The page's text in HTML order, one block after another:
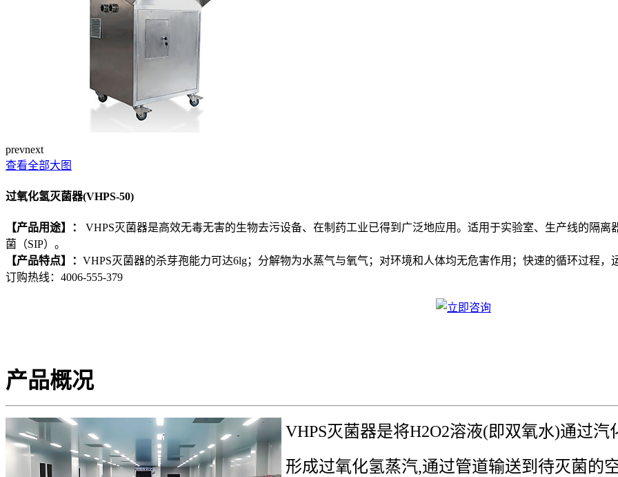
prevnext
查看全部大图
过氧化氢灭菌器(VHPS-50)
【产品用途】：
VHPS灭菌器是高效无毒无害的生物去污设备、在制药工业已得到广泛地应用。适用于实验室、生产线的隔
菌（SIP）。
【产品特点】： VHPS灭菌器的杀芽孢能力可达6lg；分解物为水蒸气与氧气；对环境和人体均无危害作用；快速的循环过程，
订购热线： 4006-555-379
产品概况
VHPS灭菌器是将H2O2溶液(即双氧水)通过汽
形成过氧化氢蒸汽,通过管道输送到待灭菌的